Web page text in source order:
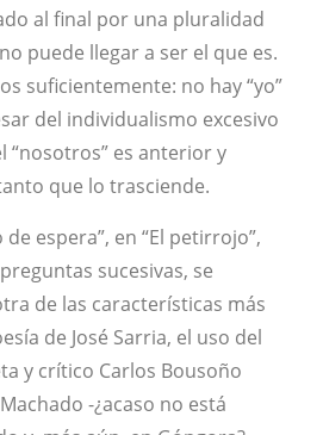
al final por una pluralidad
puede llegar a ser el que es.
suficientemente: no hay “yo”
del individualismo excesivo
“nosotros” es anterior y
que lo trasciende.
espera”, en “El petirrojo”,
sucesivas, se
de las características más
de José Sarria, el uso del
y crítico Carlos Bousoño
-¿acaso no está